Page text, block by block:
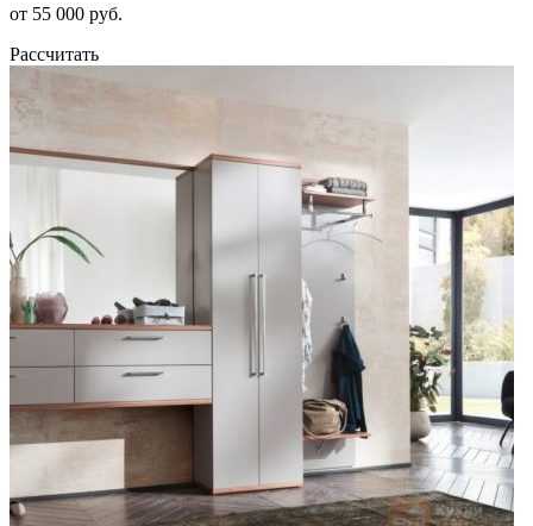
от 55 000 руб.
Рассчитать